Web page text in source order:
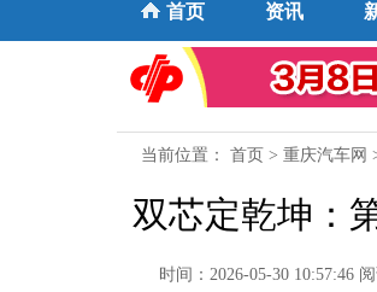
首页 资讯
当前位置： 首页 > 重庆汽车网
双芯定乾坤：
时间：2026-05-30 10:57:46